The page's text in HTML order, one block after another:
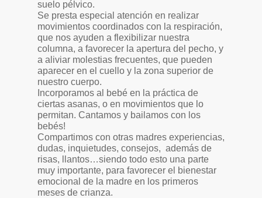
suelo pélvico.
Se presta especial atención en realizar
movimientos coordinados con la respiración,
que nos ayuden a flexibilizar nuestra
columna, a favorecer la apertura del pecho, y
a aliviar molestias frecuentes, que pueden
aparecer en el cuello y la zona superior de
nuestro cuerpo.
Incorporamos al bebé en la práctica de
ciertas asanas, o en movimientos que lo
permitan. Cantamos y bailamos con los
bebés!
Compartimos con otras madres experiencias,
dudas, inquietudes, consejos, además de
risas, llantos…siendo todo esto una parte
muy importante, para favorecer el bienestar
emocional de la madre en los primeros
meses de crianza.